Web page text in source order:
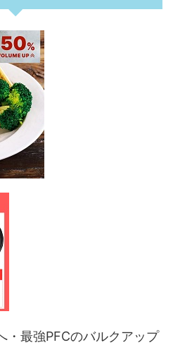
・最強PFCのバルクアップ